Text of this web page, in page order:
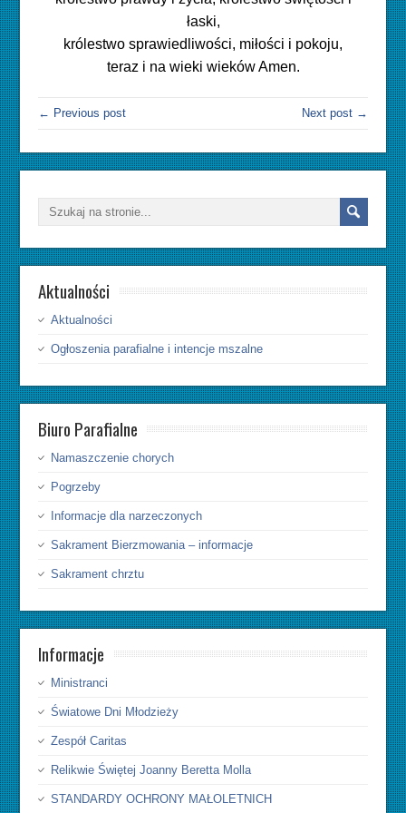
łaski,
królestwo sprawiedliwości, miłości i pokoju,
teraz i na wieki wieków Amen.
← Previous post Next post →
Aktualności
Aktualności
Ogłoszenia parafialne i intencje mszalne
Biuro Parafialne
Namaszczenie chorych
Pogrzeby
Informacje dla narzeczonych
Sakrament Bierzmowania – informacje
Sakrament chrztu
Informacje
Ministranci
Światowe Dni Młodzieży
Zespół Caritas
Relikwie Świętej Joanny Beretta Molla
STANDARDY OCHRONY MAŁOLETNICH